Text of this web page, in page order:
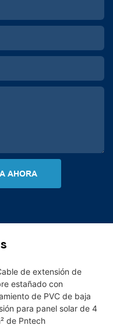
AHORA